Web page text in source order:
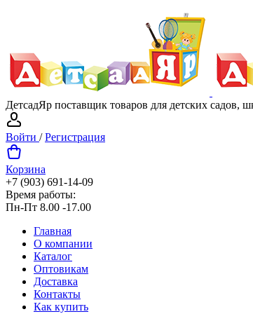
ДетсадЯр поставщик товаров для детских
Войти /Регистрация
Корзина
+7 (903) 691-14-09
Время работы:
Пн-Пт 8.00 -17.00
Главная
О компании
Каталог
Оптовикам
Доставка
Контакты
Как купить